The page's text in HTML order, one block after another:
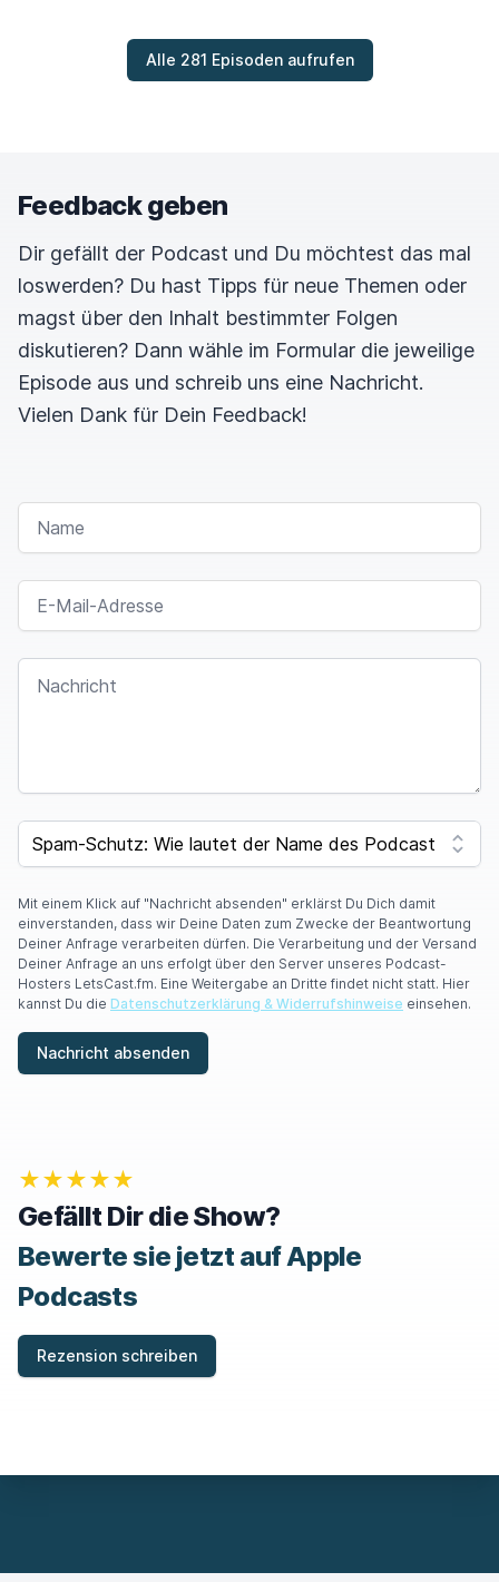
Alle 281 Episoden aufrufen
Feedback geben
Dir gefällt der Podcast und Du möchtest das mal
loswerden? Du hast Tipps für neue Themen oder
magst über den Inhalt bestimmter Folgen
diskutieren? Dann wähle im Formular die jeweilige
Episode aus und schreib uns eine Nachricht.
Vielen Dank für Dein Feedback!
NAME
E-MAIL-ADRESSE
NACHRICHT
F
O
A
R
E
A
H
U
R
E
T
H
I
S
F
E
SPAM CAPTCHA
Mit einem Klick auf "Nachricht absenden" erklärst Du Dich damit
einverstanden, dass wir Deine Daten zum Zwecke der Beantwortung
Deiner Anfrage verarbeiten dürfen. Die Verarbeitung und der Versand
Deiner Anfrage an uns erfolgt über den Server unseres Podcast-
Hosters LetsCast.fm. Eine Weitergabe an Dritte findet nicht statt. Hier
kannst Du die Datenschutzerklärung & Widerrufshinweise einsehen.
Nachricht absenden
★★★★★
Gefällt Dir die Show?
Bewerte sie jetzt auf Apple
Podcasts
Rezension schreiben